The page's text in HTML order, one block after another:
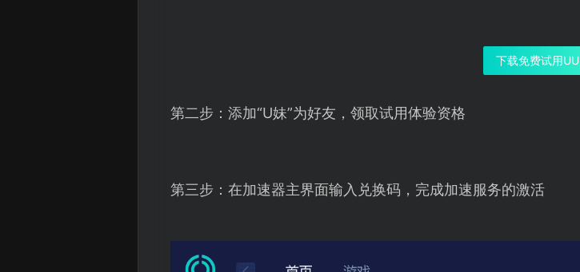
下载免费试用UU
第二步：添加“U妹”为好友，领取试用体验资格
第三步：在加速器主界面输入兑换码，完成加速服务的激活